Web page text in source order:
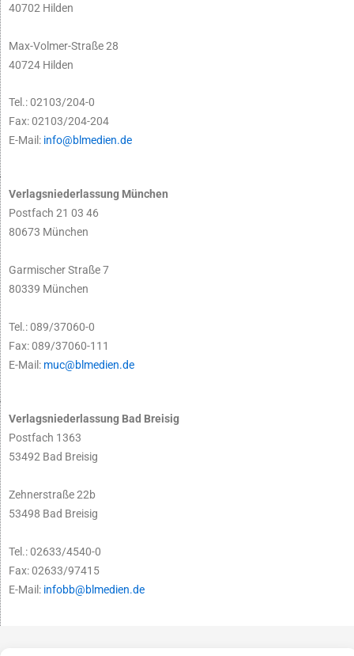
40702 Hilden
Max-Volmer-Straße 28
40724 Hilden
Tel.: 02103/204-0
Fax: 02103/204-204
E-Mail: info@blmedien.de
Verlagsniederlassung München
Postfach 21 03 46
80673 München
Garmischer Straße 7
80339 München
Tel.: 089/37060-0
Fax: 089/37060-111
E-Mail: muc@blmedien.de
Verlagsniederlassung Bad Breisig
Postfach 1363
53492 Bad Breisig
Zehnerstraße 22b
53498 Bad Breisig
Tel.: 02633/4540-0
Fax: 02633/97415
E-Mail: infobb@blmedien.de